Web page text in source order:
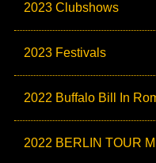
2023 Clubshows
2023 Festivals
2022 Buffalo Bill In
2022 BERLIN TOUR